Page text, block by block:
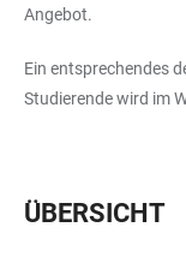
Angebot.
Ein entsprechendes
Studierende wird im
ÜBERSICHT